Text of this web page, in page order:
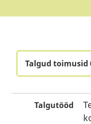
Talgud toimusid
Talgutööd